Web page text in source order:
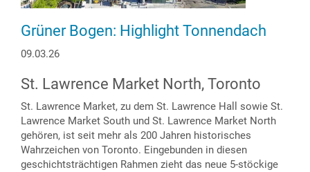
Grüner Bogen: Highlight Tonnendach
09.03.26
St. Lawrence Market North, Toronto
St. Lawrence Market, zu dem St. Lawrence Hall sowie St.
Lawrence Market South und St. Lawrence Market North
gehören, ist seit mehr als 200 Jahren historisches
Wahrzeichen von Toronto. Eingebunden in diesen
geschichtsträchtigen Rahmen zieht das neue 5-stöckige